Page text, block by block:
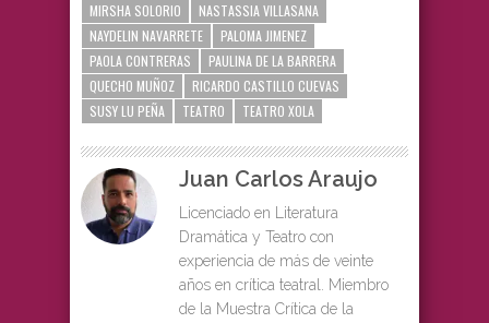
MIRSHA SOLORIO
NASTASSIA VILLASANA
NAYDELIN NAVARRETE
PALOMA JIMENEZ
PAOLA CONTRERAS
PAULINA DE LA BARRERA
QUECHO MUÑOZ
RICARDO CASTILLO CUEVAS
SUSY LU PEÑA
TEATRO TEATRO XOLA
Juan Carlos Araujo
Licenciado en Literatura
Dramática y Teatro con
experiencia de más de veinte
años en crítica teatral. Miembro
de la Muestra Crítica de la